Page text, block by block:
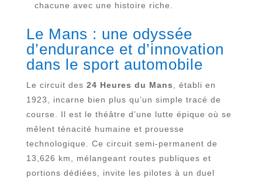
chacune avec une histoire riche.
Le Mans : une odyssée
d’endurance et d’innovation
dans le sport automobile
Le circuit des 24 Heures du Mans
, établi en
1923, incarne bien plus qu’un simple tracé de
course. Il est le théâtre d’une lutte épique où se
mêlent ténacité humaine et prouesse
technologique. Ce circuit semi-permanent de
13,626 km, mélangeant routes publiques et
portions dédiées, invite les pilotes à un duel